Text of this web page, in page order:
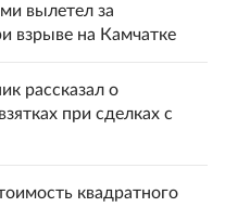
вылетел за
взрыве на Камчатке
рассказал о
при сделках с
квадратного